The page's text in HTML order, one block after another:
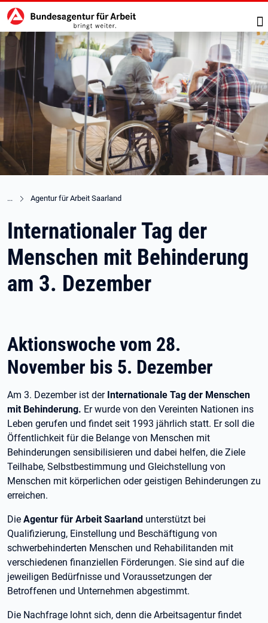
zu den Hauptinhalten springen
Hauptnavigation
Agentur für Arbeit Saarland
Internationaler Tag der
Menschen mit Behinderung
am 3. Dezember
Aktionswoche vom 28.
November bis 5. Dezember
Am 3. Dezember ist derInternationale Tag der Menschen
mit Behinderung. Er wurde von den Vereinten Nationen ins
Leben gerufen und findet seit 1993 jährlich statt. Er soll die
Öffentlichkeit für die Belange von Menschen mit
Behinderungen sensibilisieren und dabei helfen, die Ziele
Teilhabe, Selbstbestimmung und Gleichstellung von
Menschen mit körperlichen oder geistigen Behinderungen zu
erreichen.
Die Agentur für Arbeit Saarland unterstützt bei
Qualifizierung, Einstellung und Beschäftigung von
schwerbehinderten Menschen und Rehabilitanden mit
verschiedenen finanziellen Förderungen. Sie sind auf die
jeweiligen Bedürfnisse und Voraussetzungen der
Betroffenen und Unternehmen abgestimmt.
Die Nachfrage lohnt sich, denn die Arbeitsagentur findet